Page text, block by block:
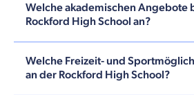
Welche akademischen Angebote
Rockford High School an?
Welche Freizeit- und
an der Rockford High School?